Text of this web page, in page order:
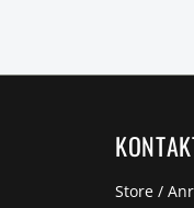
Store /